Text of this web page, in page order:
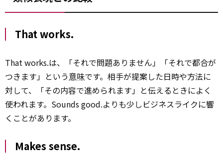
That works.
That works.は、「それで問題ありません」「それで都合が
つきます」という意味です。相手が提案した日時や方法に
対して、「その内容で進められます」と伝えるときによく
使われます。Sounds good.よりも少しビジネスライクに響
くことがあります。
Makes sense.